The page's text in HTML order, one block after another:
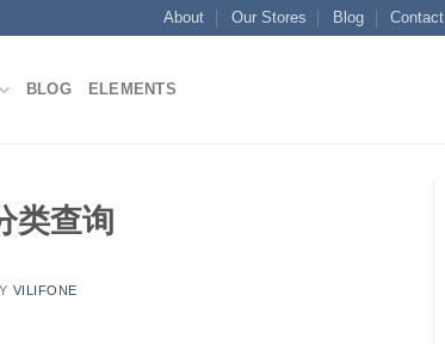
About Our Stores Blog Contact
BLOG ELEMENTS
类查询
VILIFONE